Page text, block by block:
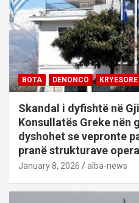
BOTA DENONCO KRYESORE
Skandal i dyfishtë në
Konsullatës Greke nën
dyshohet se vepronte
pranë strukturave
January 8, 2026 alba-news